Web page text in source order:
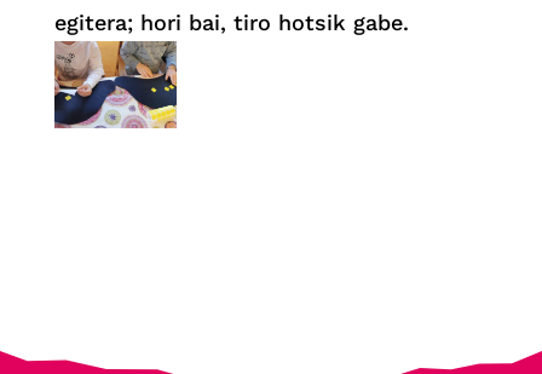
egitera; hori bai, tiro hotsik gabe.